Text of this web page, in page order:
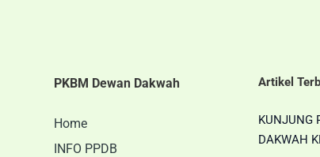
PKBM Dewan Dakwah
Home
INFO PPDB
Artikel
KUNJUNG
DAKWAH